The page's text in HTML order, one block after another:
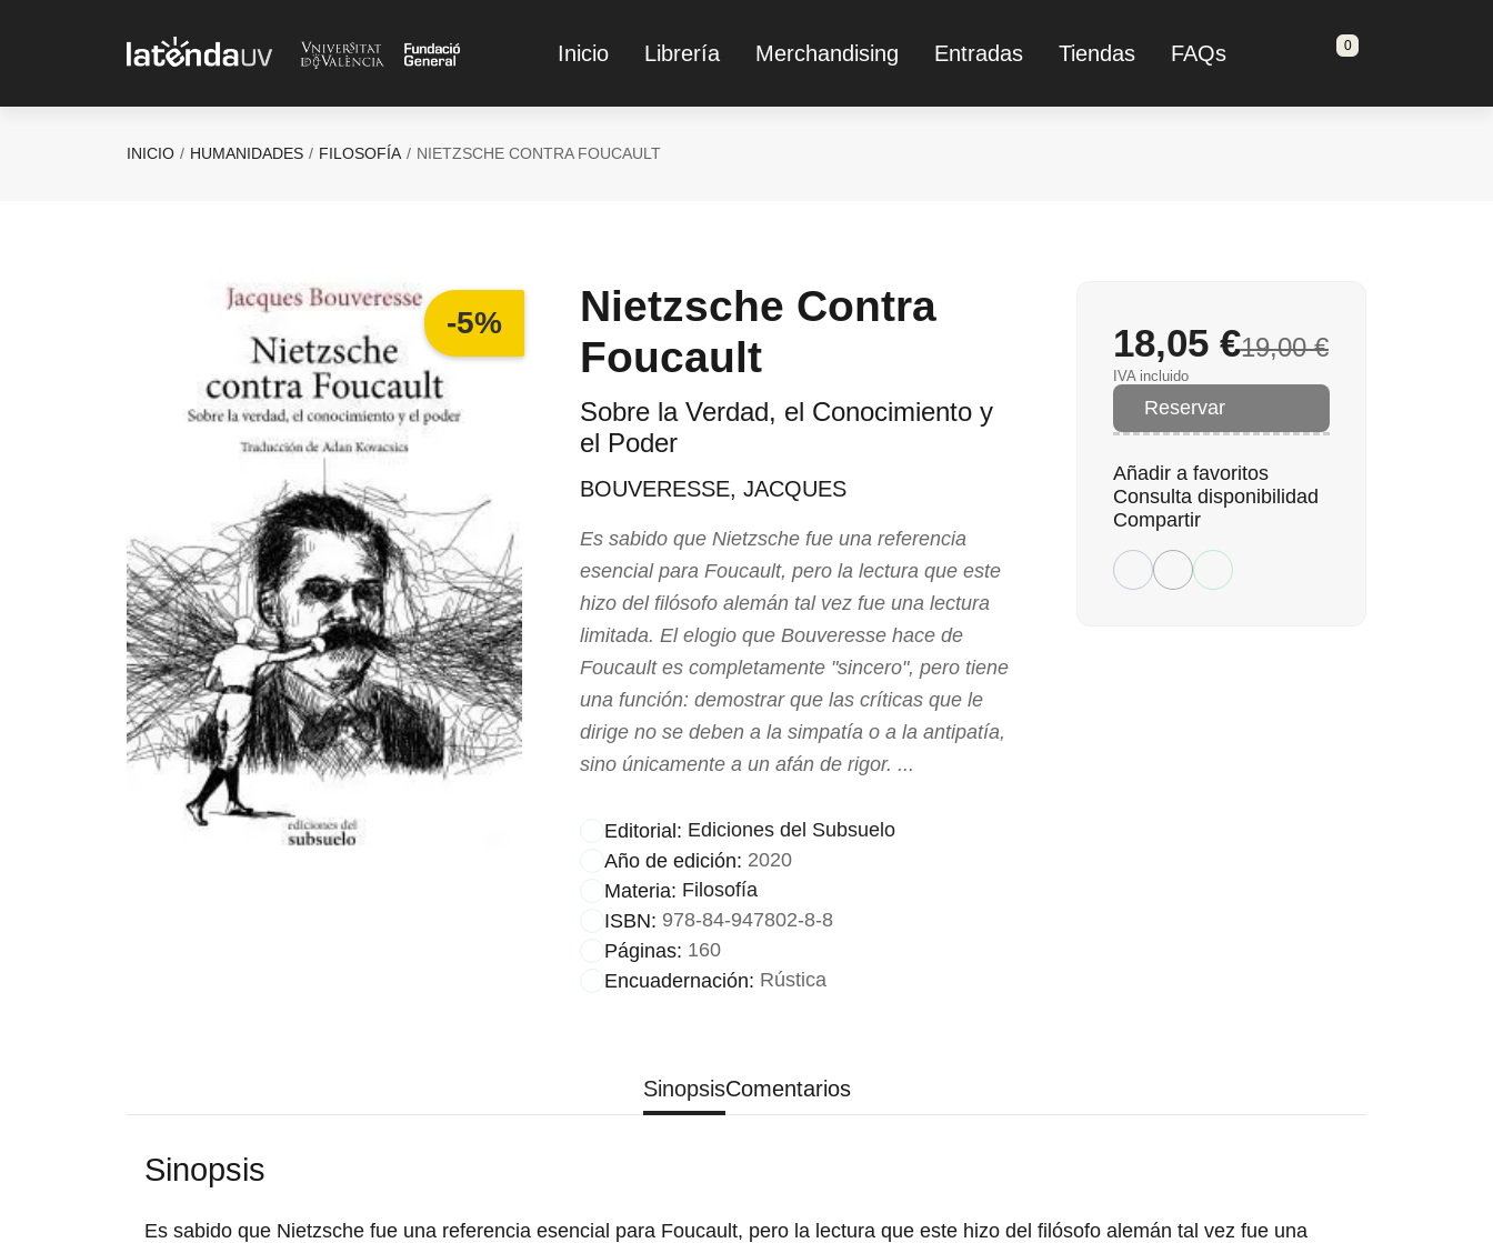
Inicio Librería Merchandising Entradas Tiendas FAQs 0
INICIO HUMANIDADES FILOSOFÍA NIETZSCHE CONTRA FOUCAULT
-5%
Nietzsche Contra
Foucault
Sobre la Verdad, el Conocimiento y
el Poder
BOUVERESSE, JACQUES
Es sabido que Nietzsche fue una referencia
esencial para Foucault, pero la lectura que este
hizo del filósofo alemán tal vez fue una lectura
limitada. El elogio que Bouveresse hace de
Foucault es completamente "sincero", pero tiene
una función: demostrar que las críticas que le
dirige no se deben a la simpatía o a la antipatía,
sino únicamente a un afán de rigor. ...
Editorial: Ediciones del Subsuelo
Año de edición: 2020
Materia: Filosofía
ISBN: 978-84-947802-8-8
Páginas: 160
Encuadernación: Rústica
19,00 €
18,05 €
IVA incluido
Reservar
Añadir a favoritos
Consulta disponibilidad
Compartir
SinopsisComentarios
Sinopsis
Es sabido que Nietzsche fue una referencia esencial para Foucault, pero la lectura que este hizo del filósofo alemán tal vez fue una